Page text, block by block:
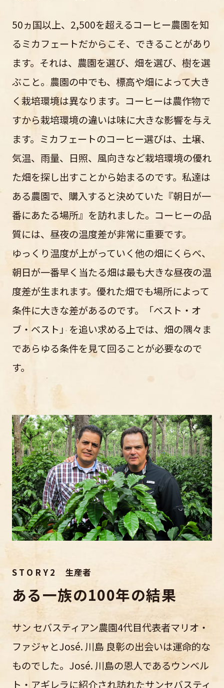
50ヵ国以上、2,500を超えるコーヒー農園を知
るミカフェートだからこそ、できることがあり
ます。それは、農園を選び、畑を選び、樹を選
ぶこと。農園の中でも、標高や畑によって大き
く栽培環境は異なります。コーヒーは農作物で
すから栽培環境の違いは味に大きな影響を与え
ます。ミカフェートのコーヒー選びは、土壌、
気温、雨量、日照、風向きなど栽培環境の優れ
た畑を探し出すことから始まるのです。私達は
ある農園で、購入すると決めていた『朝日が一
番にあたる場所』を訪れました。コーヒーの品
質には、昼夜の温度差が非常に重要です。
ゆっくり温度が上がっていく他の畑にくらべ、
朝日が一番早く当たる畑は最も大きな昼夜の温
度差が生まれます。優れた畑でも場所によって
条件に大きな差があるのです。「ベスト・オ
ブ・ベスト」を追い求める上では、畑の隅々ま
であらゆる条件を見て回ることが必要なので
す。
S T O R Y 2 生産者
ある一族の100年の結果
サン セバスティアン農園4代目代表者マリオ・
ファジャとJosé. 川島 良彰の出会いは運命的な
ものでした。José. 川島の恩人であるウンベル
ト・アギレラに紹介され訪れたサンセバスティ